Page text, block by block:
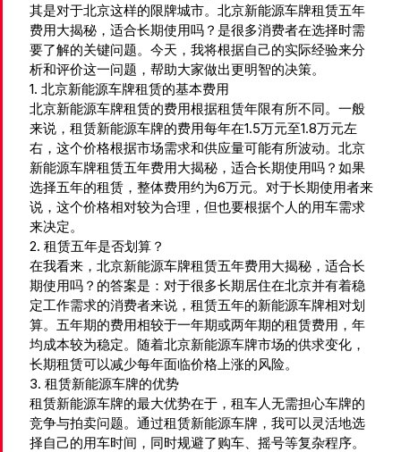
其是对于北京这样的限牌城市。北京新能源车牌租赁五年
费用大揭秘，适合长期使用吗？是很多消费者在选择时需
要了解的关键问题。今天，我将根据自己的实际经验来分
析和评价这一问题，帮助大家做出更明智的决策。
1. 北京新能源车牌租赁的基本费用
北京新能源车牌租赁的费用根据租赁年限有所不同。一般
来说，租赁新能源车牌的费用每年在1.5万元至1.8万元左
右，这个价格根据市场需求和供应量可能有所波动。北京
新能源车牌租赁五年费用大揭秘，适合长期使用吗？如果
选择五年的租赁，整体费用约为6万元。对于长期使用者来
说，这个价格相对较为合理，但也要根据个人的用车需求
来决定。
2. 租赁五年是否划算？
在我看来，北京新能源车牌租赁五年费用大揭秘，适合长
期使用吗？的答案是：对于很多长期居住在北京并有着稳
定工作需求的消费者来说，租赁五年的新能源车牌相对划
算。五年期的费用相较于一年期或两年期的租赁费用，年
均成本较为稳定。随着北京新能源车牌市场的供求变化，
长期租赁可以减少每年面临价格上涨的风险。
3. 租赁新能源车牌的优势
租赁新能源车牌的最大优势在于，租车人无需担心车牌的
竞争与拍卖问题。通过租赁新能源车牌，我可以灵活地选
择自己的用车时间，同时规避了购车、摇号等复杂程序。